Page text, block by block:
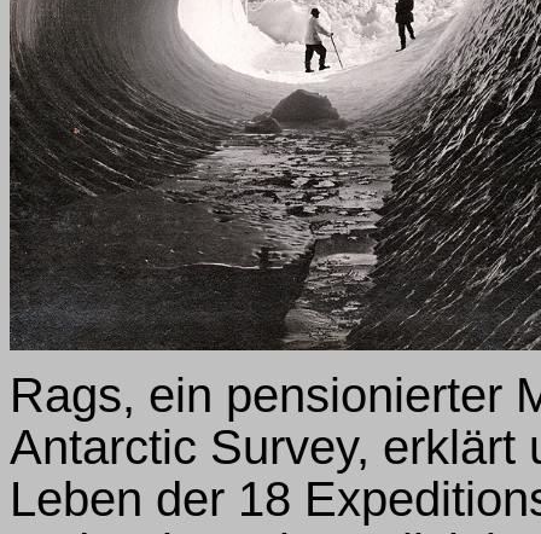
Rags, ein pensionierter
Antarctic Survey, erklärt
Leben der 18